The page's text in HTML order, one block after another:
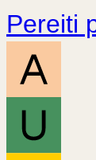
Pereiti